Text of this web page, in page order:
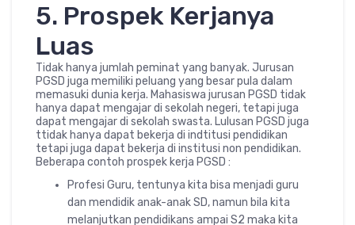
5. Prospek Kerjanya
Luas
Tidak hanya jumlah peminat yang banyak. Jurusan
PGSD juga memiliki peluang yang besar pula dalam
memasuki dunia kerja. Mahasiswa jurusan PGSD tidak
hanya dapat mengajar di sekolah negeri, tetapi juga
dapat mengajar di sekolah swasta. Lulusan PGSD juga
ttidak hanya dapat bekerja di indtitusi pendidikan
tetapi juga dapat bekerja di institusi non pendidikan.
Beberapa contoh prospek kerja PGSD :
Profesi Guru, tentunya kita bisa menjadi guru
dan mendidik anak-anak SD, namun bila kita
melanjutkan pendidikans ampai S2 maka kita